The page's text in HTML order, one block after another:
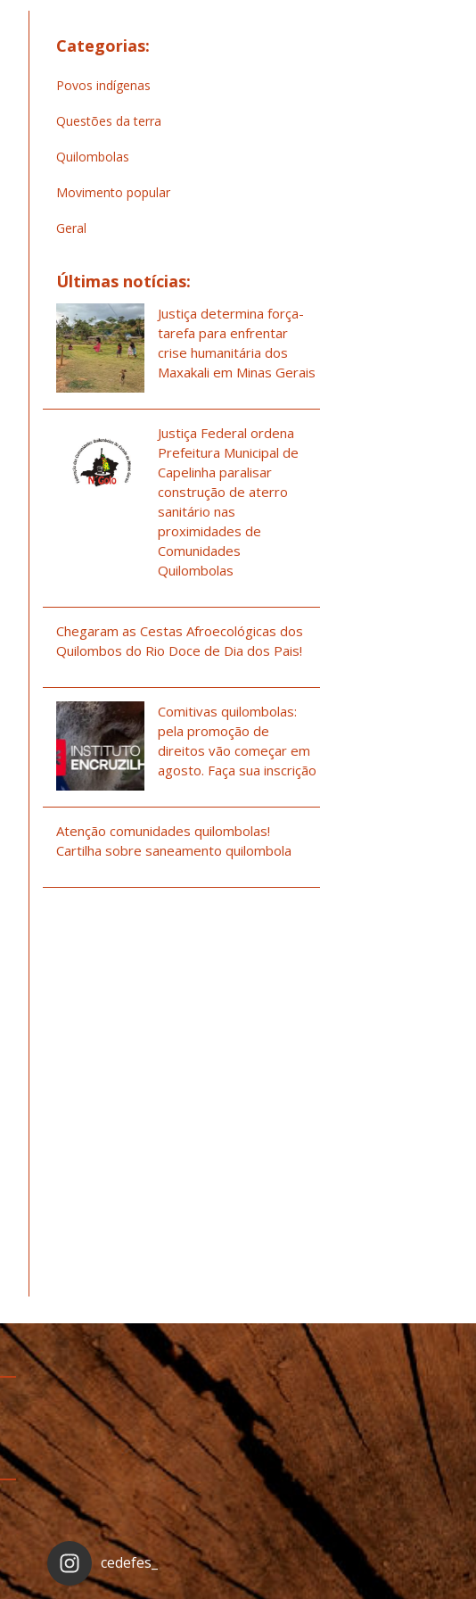
Categorias:
Povos indígenas
Questões da terra
Quilombolas
Movimento popular
Geral
Últimas notícias:
Justiça determina força-
tarefa para enfrentar
crise humanitária dos
Maxakali em Minas Gerais
Justiça Federal ordena
Prefeitura Municipal de
Capelinha paralisar
construção de aterro
sanitário nas
proximidades de
Comunidades
Quilombolas
Chegaram as Cestas Afroecológicas dos
Quilombos do Rio Doce de Dia dos Pais!
Comitivas quilombolas:
pela promoção de
direitos vão começar em
agosto. Faça sua inscrição
Atenção comunidades quilombolas!
Cartilha sobre saneamento quilombola
cedefes_